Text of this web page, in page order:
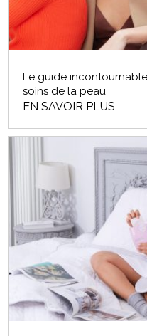
Le guide
soins de la peau
EN SAVOIR PLUS